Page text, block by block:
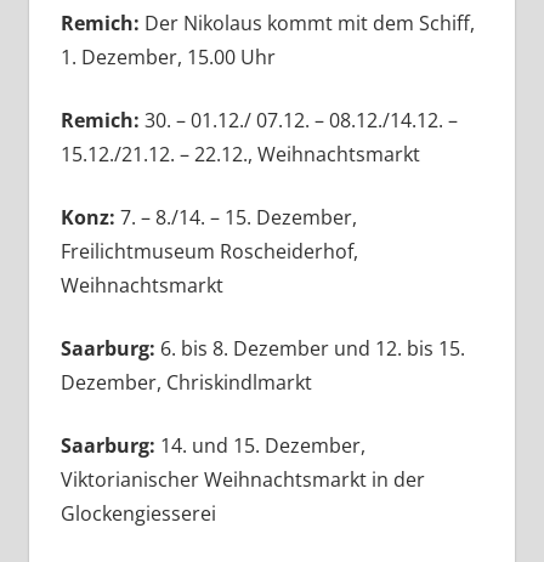
Remich: Der Nikolaus kommt mit dem Schiff,
1. Dezember, 15.00 Uhr
Remich: 30. – 01.12./ 07.12. – 08.12./14.12. –
15.12./21.12. – 22.12., Weihnachtsmarkt
Konz: 7. – 8./14. – 15. Dezember,
Freilichtmuseum Roscheiderhof,
Weihnachtsmarkt
Saarburg: 6. bis 8. Dezember und 12. bis 15.
Dezember, Chriskindlmarkt
Saarburg: 14. und 15. Dezember,
Viktorianischer Weihnachtsmarkt in der
Glockengiesserei